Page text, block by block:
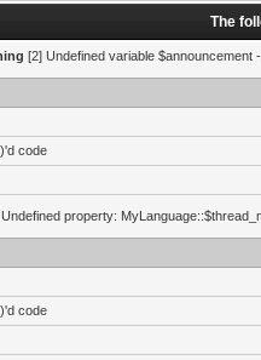
The
[2] Undefined variable $announcement
code
property:
code